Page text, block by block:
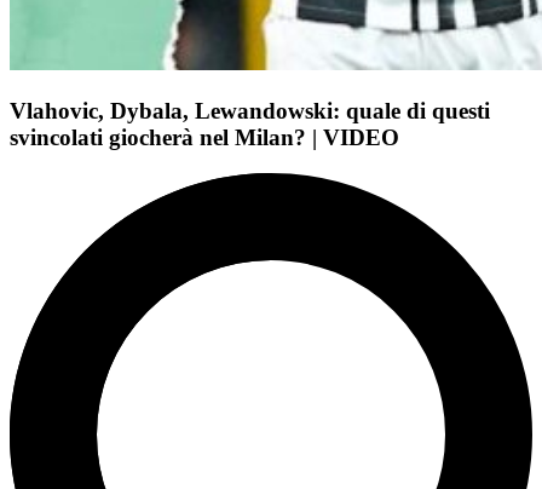
Vlahovic, Dybala, Lewandowski: quale di questi
svincolati giocherà nel Milan? | VIDEO